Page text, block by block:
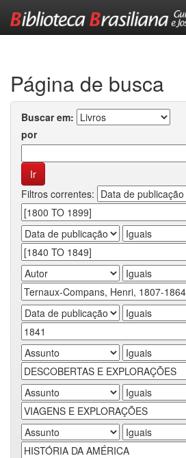
Página de busca
Buscar em:
por
Filtros correntes: